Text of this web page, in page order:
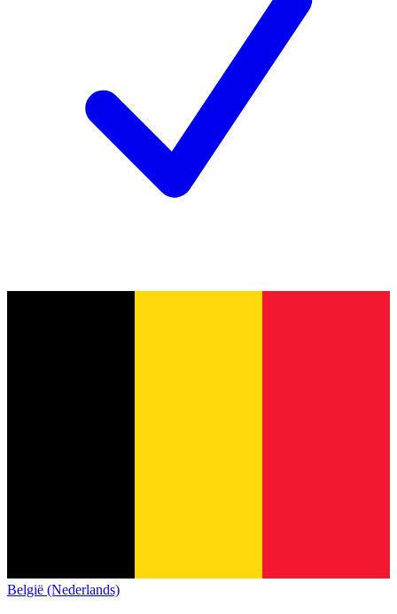
België (Nederlands)